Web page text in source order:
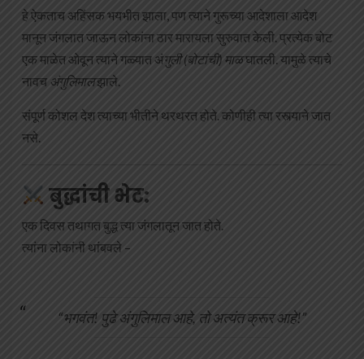
हे ऐकताच अहिंसक भयभीत झाला, पण त्याने गुरूच्या आदेशाला आदेश
मानून जंगलात जाऊन लोकांना ठार मारायला सुरुवात केली. प्रत्येक बोट
एक माळेत ओवून त्याने गळ्यात अंगुली (बोटांची) माळघातली. यामुळे त्याचे
नावच अंगुलिमालझाले.
संपूर्ण कोशल देश त्याच्या भीतीने थरथरत होते. कोणीही त्या रस्त्याने जात
नसे.
बुद्धांची भेट:
एक दिवस तथागत बुद्ध त्या जंगलातून जात होते.
त्यांना लोकांनी थांबवले –
“भगवंत! पुढे अंगुलिमाल आहे, तो अत्यंत क्रूर आहे!”